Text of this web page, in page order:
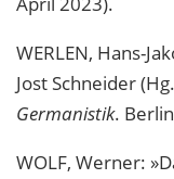
WERLEN, Hans-
Jost Schneider
Germanistik.
WOLF, Werner: